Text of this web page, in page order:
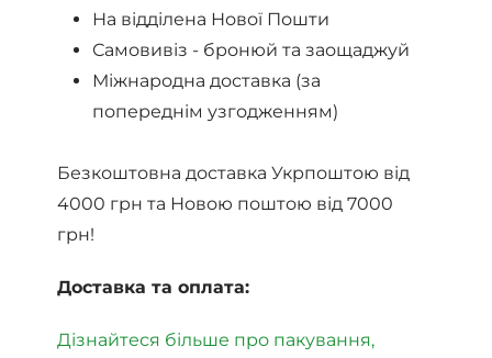
На відділена Нової Пошти
Самовивіз - бронюй та заощаджуй
Міжнародна доставка (за
попереднім узгодженням)
Безкоштовна доставка Укрпоштою від
4000 грн та Новою поштою від 7000
грн!
Доставка та оплата:
Дізнайтеся більше про пакування,